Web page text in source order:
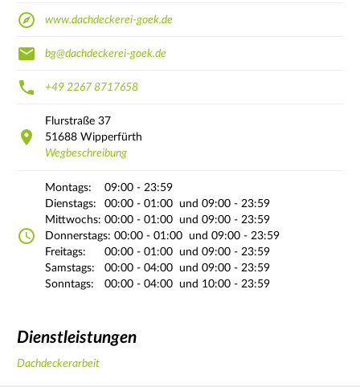
www.dachdeckerei-goek.de
bg@dachdeckerei-goek.de
+49 2267 8717658
Flurstraße 37
51688 Wipperfürth
Wegbeschreibung
Montags:
09:00 - 23:59
Dienstags:
00:00 - 01:00
und 09:00 - 23:59
Mittwochs: 00:00 - 01:00
und 09:00 - 23:59
Donnerstags: 00:00 - 01:00
und 09:00 - 23:59
Freitags:
00:00 - 01:00
und 09:00 - 23:59
Samstags:
00:00 - 04:00
und 09:00 - 23:59
Sonntags:
00:00 - 04:00 und 10:00 - 23:59
Dienstleistungen
Dachdeckerarbeit